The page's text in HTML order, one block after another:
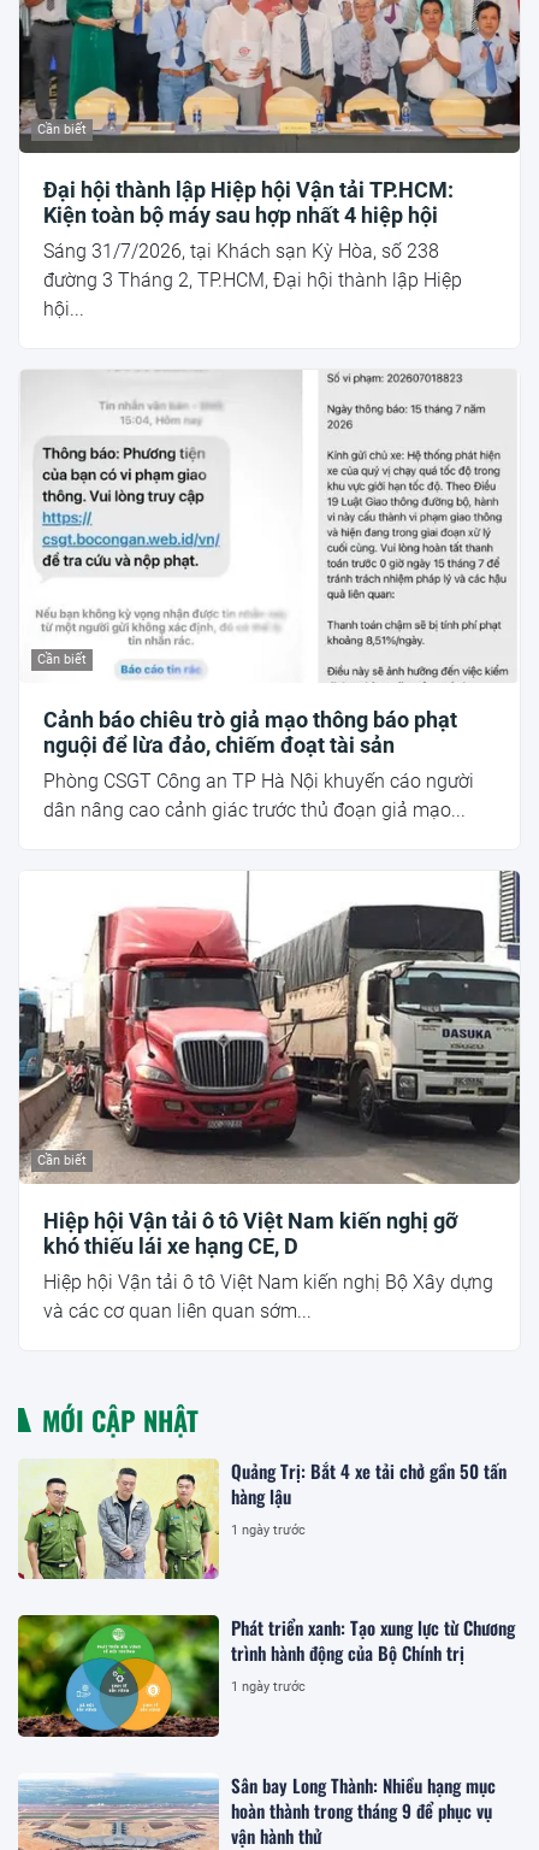
Cần biết
Đại hội thành lập Hiệp hội Vận tải TP.HCM:
Kiện toàn bộ máy sau hợp nhất 4 hiệp hội
Sáng 31/7/2026, tại Khách sạn Kỳ Hòa, số 238
đường 3 Tháng 2, TP.HCM, Đại hội thành lập Hiệp
hội...
Cần biết
Cảnh báo chiêu trò giả mạo thông báo phạt
nguội để lừa đảo, chiếm đoạt tài sản
Phòng CSGT Công an TP Hà Nội khuyến cáo người
dân nâng cao cảnh giác trước thủ đoạn giả mạo...
Cần biết
Hiệp hội Vận tải ô tô Việt Nam kiến nghị gỡ
khó thiếu lái xe hạng CE, D
Hiệp hội Vận tải ô tô Việt Nam kiến nghị Bộ Xây dựng
và các cơ quan liên quan sớm...
MỚI CẬP NHẬT
Quảng Trị: Bắt 4 xe tải chở gần 50 tấn
hàng lậu
1 ngày trước
Phát triển xanh: Tạo xung lực từ Chương
trình hành động của Bộ Chính trị
1 ngày trước
Sân bay Long Thành: Nhiều hạng mục
hoàn thành trong tháng 9 để phục vụ
vận hành thử